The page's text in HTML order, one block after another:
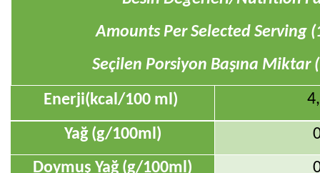
Amounts Per Selected Serving
Seçilen Porsiyon Başına Miktar
Enerji(kcal/100 ml)
Yağ (g/100ml)
Doymuş Yağ (g/100ml)